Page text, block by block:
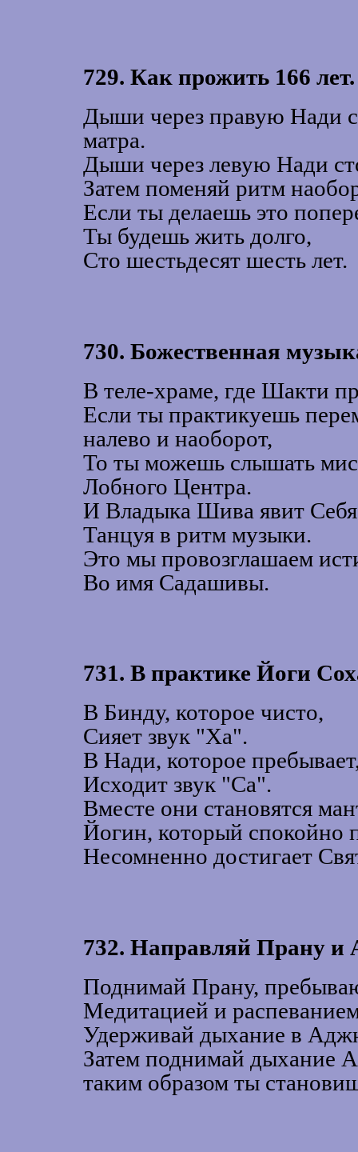
729. Как прожить 166 лет.
Дыши через правую Нади
матра.
Дыши через левую Нади
Затем поменяй ритм
Если ты делаешь это
Ты будешь жить долго,
Сто шестьдесят шесть лет.
730. Божественная
В теле-храме, где Шакти
Если ты практикуешь
налево и наоборот,
То ты можешь слышать
Лобного Центра.
И Владыка Шива явит
Танцуя в ритм музыки.
Это мы провозглашаем
Во имя Садашивы.
731. В практике Йоги
В Бинду, которое чисто,
Сияет звук "Ха".
В Нади, которое
Исходит звук "Са".
Вместе они становятся
Йогин, который спокойно
Несомненно достигает
732. Направляй Прану и
Поднимай Прану,
Медитацией и
Удерживай дыхание в
Затем поднимай дыхание
таким образом ты